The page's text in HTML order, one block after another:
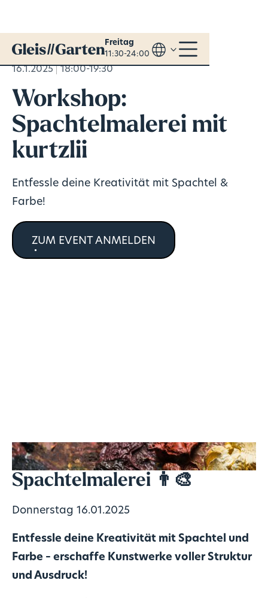
Freitag
11:30-24:00
16.1.2025 18:00-19:30
Workshop:
Spachtelmalerei mit
kurtzlii
Entfessle deine Kreativität mit Spachtel &
Farbe!
ZUM EVENT ANMELDEN
Spachtelmalerei 👨‍🎨
Donnerstag 16.01.2025
Entfessle deine Kreativität mit Spachtel und
Farbe – erschaffe Kunstwerke voller Struktur
und Ausdruck!